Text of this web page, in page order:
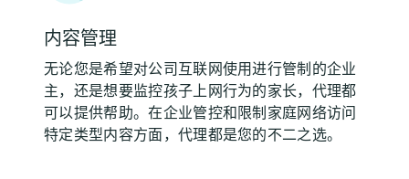
内容管理
无论您是希望对公司互联网使用进行管制的企业
主，还是想要监控孩子上网行为的家长，代理都
可以提供帮助。在企业管控和限制家庭网络访问
特定类型内容方面，代理都是您的不二之选。